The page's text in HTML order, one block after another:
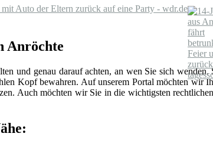
Auto der Eltern zurück auf eine Party - wdr.de
Anröchte
und genau darauf achten, an wen Sie sich
Kopf bewahren. Auf unserem Portal möchten wir
Auch möchten wir Sie in die wichtigsten